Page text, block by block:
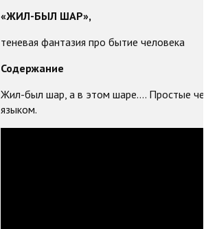
«ЖИЛ-БЫЛ ШАР»,
теневая фантазия про бытие человека
Содержание
Жил-был шар, а в этом шаре.... Простые
языком.